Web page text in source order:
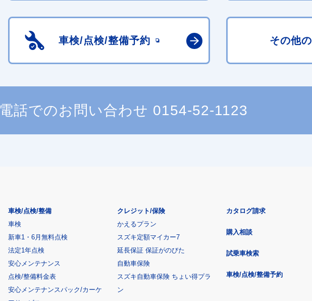
車検/点検/整備予約 その他の
電話でのお問い合わせ 0154-52-1123
車検/点検/整備
車検
新車1・6月無料点検
法定1年点検
安心メンテナンス
点検/整備料金表
安心メンテナンスパック/カーケ
クレジット/保険
かえるプラン
スズキ定額マイカー7
延長保証 保証がのびた
自動車保険
スズキ自動車保険 ちょい得プラ
ン
カタログ請求
購入相談
試乗車検索
車検/点検/整備予約